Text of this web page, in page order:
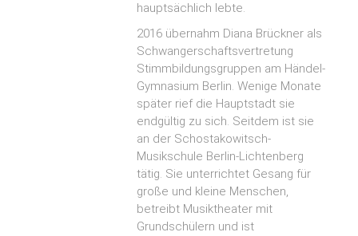
hauptsächlich lebte.
2016 übernahm Diana Brückner als
Schwangerschaftsvertretung
Stimmbildungsgruppen am Händel-
Gymnasium Berlin. Wenige Monate
später rief die Hauptstadt sie
endgültig zu sich. Seitdem ist sie
an der Schostakowitsch-
Musikschule Berlin-Lichtenberg
tätig. Sie unterrichtet Gesang für
große und kleine Menschen,
betreibt Musiktheater mit
Grundschülern und ist